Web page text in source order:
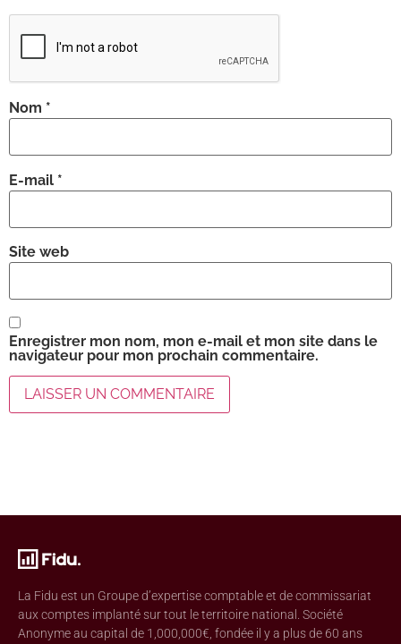
Nom *
E-mail *
Site web
Enregistrer mon nom, mon e-mail et mon site dans le
navigateur pour mon prochain commentaire.
La Fidu est un Groupe d’expertise comptable et de commissariat
aux comptes implanté sur tout le territoire national. Société
Anonyme au capital de 1,000,000€, fondée il y a plus de 60 ans